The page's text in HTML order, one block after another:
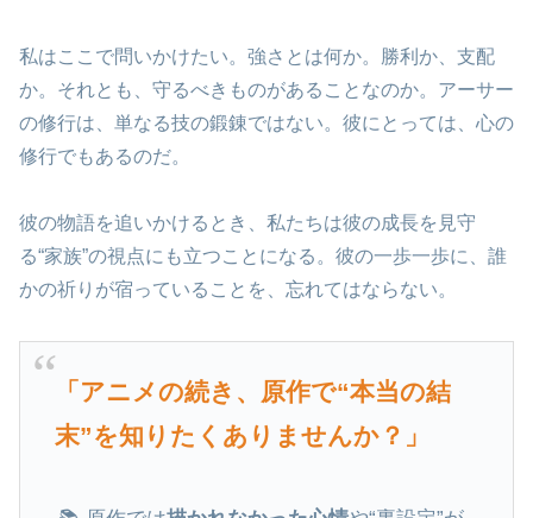
私はここで問いかけたい。強さとは何か。勝利か、支配
か。それとも、守るべきものがあることなのか。アーサー
の修行は、単なる技の鍛錬ではない。彼にとっては、心の
修行でもあるのだ。
彼の物語を追いかけるとき、私たちは彼の成長を見守
る“家族”の視点にも立つことになる。彼の一歩一歩に、誰
かの祈りが宿っていることを、忘れてはならない。
「アニメの続き、原作で“本当の結
末”を知りたくありませんか？」